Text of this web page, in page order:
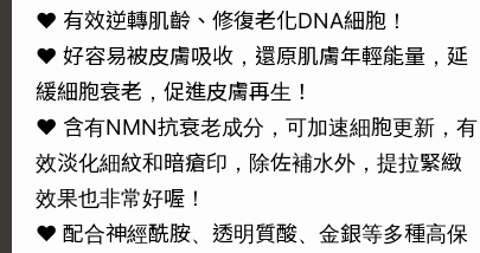
♥ 有效逆轉肌齡、修復老化DNA細胞！
♥ 好容易被皮膚吸收，還原肌膚年輕能量，延
緩細胞衰老，促進皮膚再生！
♥ 含有NMN抗衰老成分，可加速細胞更新，有
效淡化細紋和暗瘡印，除佐補水外，提拉緊緻
效果也非常好喔！
♥ 配合神經酰胺、透明質酸、金銀等多種高保